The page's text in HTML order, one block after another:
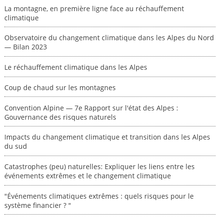
La montagne, en première ligne face au réchauffement
climatique
Observatoire du changement climatique dans les Alpes du Nord
— Bilan 2023
Le réchauffement climatique dans les Alpes
Coup de chaud sur les montagnes
Convention Alpine — 7e Rapport sur l'état des Alpes :
Gouvernance des risques naturels
Impacts du changement climatique et transition dans les Alpes
du sud
Catastrophes (peu) naturelles: Expliquer les liens entre les
événements extrêmes et le changement climatique
"Événements climatiques extrêmes : quels risques pour le
système financier ? "